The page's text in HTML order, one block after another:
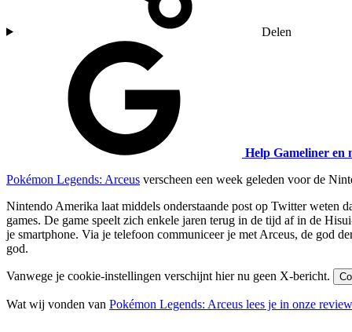
Delen
Help Gameliner en
Pokémon Legends: Arceus verscheen een week geleden voor de
Nintendo Amerika laat middels onderstaande post op Twitter weten
games. De game speelt zich enkele jaren terug in de tijd af in de
je smartphone. Via je telefoon communiceer je met Arceus, de god
god.
Vanwege je cookie-instellingen verschijnt hier nu geen X-bericht.
Wat wij vonden van Pokémon Legends: Arceus lees je in onze review